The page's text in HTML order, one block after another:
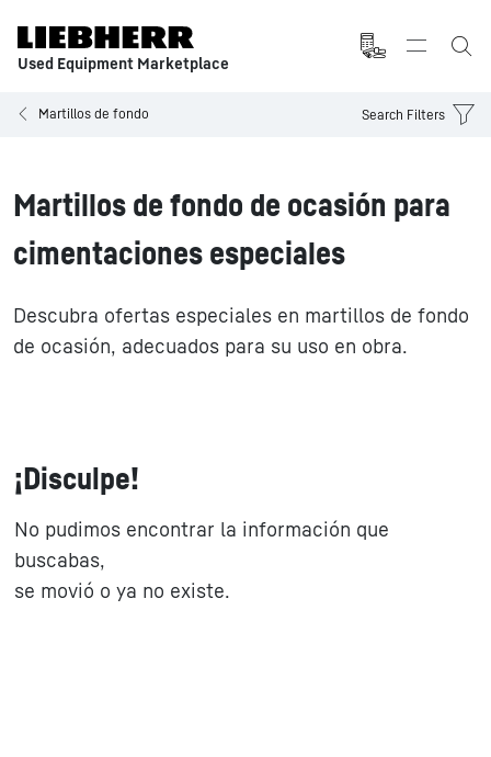
Used Equipment Marketplace
Martillos de fondo Search Filters
Martillos de fondo de ocasión para
cimentaciones especiales
Descubra ofertas especiales en martillos de fondo
de ocasión, adecuados para su uso en obra.
¡Disculpe!
No pudimos encontrar la información que
buscabas,
se movió o ya no existe.